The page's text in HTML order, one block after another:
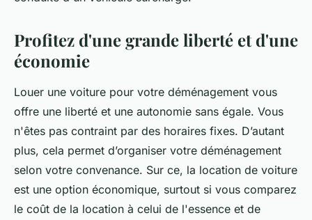
Profitez d'une grande liberté et d'une
économie
Louer une voiture pour votre déménagement vous
offre une liberté et une autonomie sans égale. Vous
n'êtes pas contraint par des horaires fixes. D’autant
plus, cela permet d’organiser votre déménagement
selon votre convenance. Sur ce, la location de voiture
est une option économique, surtout si vous comparez
le coût de la location à celui de l'essence et de